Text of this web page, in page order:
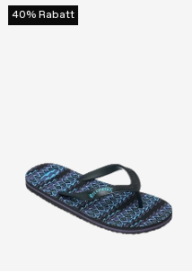
40% Rabatt